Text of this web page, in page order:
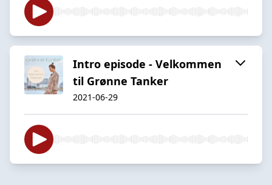
Intro episode - Velkommen
til Grønne Tanker
2021-06-29